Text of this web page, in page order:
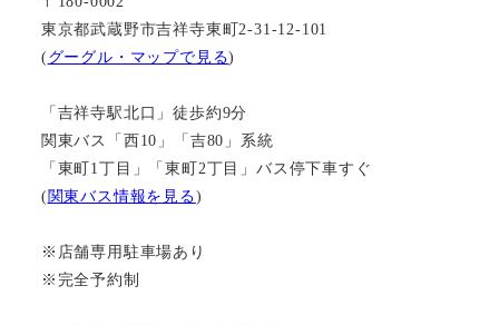
東京都武蔵野市吉祥寺東町2-31-12-101
(グーグル・マップで見る)
「吉祥寺駅北口」徒歩約9分
関東バス「西10」「吉80」系統
「東町1丁目」「東町2丁目」バス停下車すぐ
(関東バス情報を見る)
※店舗専用駐車場あり
※完全予約制